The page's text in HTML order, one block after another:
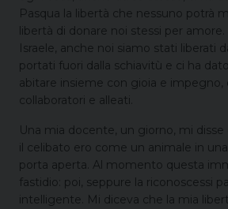
Pasqua la libertà che nessuno potrà
libertà di donare noi stessi per amore.
Israele, anche noi siamo stati liberati
portati fuori dalla schiavitù e ci ha
abitare insieme con gioia e impegno,
collaboratori e alleati.
Una mia docente, un giorno, mi
il celibato ero come un animale in
porta aperta. Al momento questa
fastidio: poi, seppure la riconoscessi
intelligente. Mi diceva che la mia